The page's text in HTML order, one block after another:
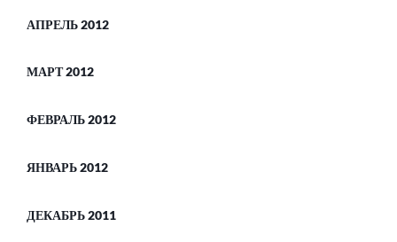
АПРЕЛЬ 2012
МАРТ 2012
ФЕВРАЛЬ 2012
ЯНВАРЬ 2012
ДЕКАБРЬ 2011